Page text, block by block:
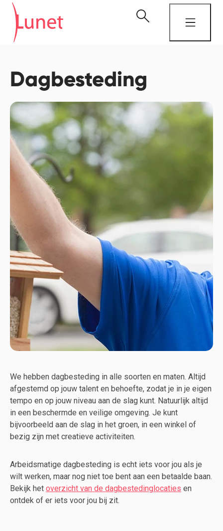
Dagbesteding
We hebben dagbesteding in alle soorten en maten. Altijd
afgestemd op jouw talent en behoefte, zodat je in je eigen
tempo en op jouw niveau aan de slag kunt. Natuurlijk altijd
in een beschermde en veilige omgeving. Je kunt
bijvoorbeeld aan de slag in het groen, in een winkel of
bezig zijn met creatieve activiteiten.
Arbeidsmatige dagbesteding is echt iets voor jou als je
wilt werken, maar nog niet toe bent aan een betaalde baan.
Bekijk het overzicht van de dagbestedinglocaties en
ontdek of er iets voor jou bij zit.